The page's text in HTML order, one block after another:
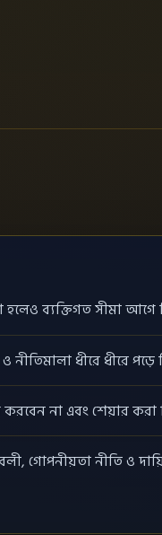
ব্যক্তিগত সীমা আগে
নীতিমালা ধীরে ধীরে পড়ে
না এবং শেয়ার করা
গোপনীয়তা নীতি ও